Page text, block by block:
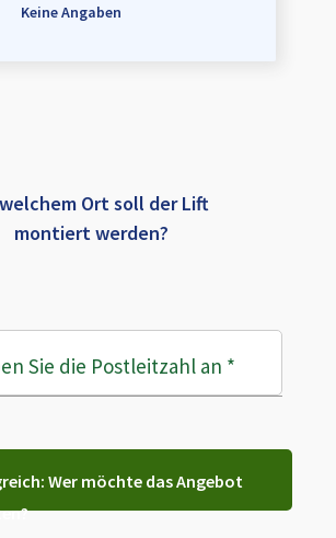
Keine Angaben
Ort soll der Lift
montiert werden?
Sie die Postleitzahl an *
Wer möchte das Angebot